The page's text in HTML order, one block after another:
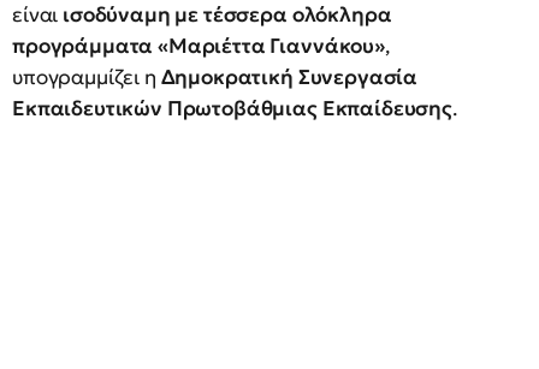
είναι ισοδύναμη με τέσσερα ολόκληρα
προγράμματα «Μαριέττα Γιαννάκου»,
υπογραμμίζει η Δημοκρατική Συνεργασία
Εκπαιδευτικών Πρωτοβάθμιας Εκπαίδευσης.